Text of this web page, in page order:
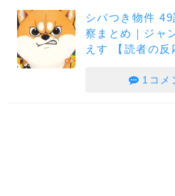
シバつき物件
察まとめ｜ジャ
えす 【読者の反
1コメ